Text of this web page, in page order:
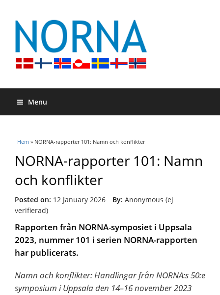
Menu
Du är här
Hem » NORNA-rapporter 101: Namn och konflikter
NORNA-rapporter 101: Namn
och konflikter
Posted on: 12 January 2026 By: Anonymous (ej
verifierad)
Rapporten från NORNA-symposiet i Uppsala
2023, nummer 101 i serien NORNA-rapporten
har publicerats.
Namn och konflikter: Handlingar från NORNA:s 50:e
symposium i Uppsala den 14–16 november 2023